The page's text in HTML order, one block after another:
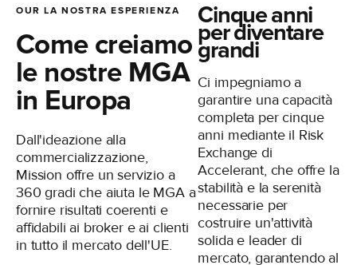
OUR LA NOSTRA ESPERIENZA
Come creiamo
le nostre MGA
in Europa
Dall'ideazione alla
commercializzazione,
Mission offre un servizio a
360 gradi che aiuta le MGA a
fornire risultati coerenti e
affidabili ai broker e ai clienti
in tutto il mercato dell'UE.
Cinque anni
per diventare
grandi
Ci impegniamo a
garantire una capacità
completa per cinque
anni mediante il Risk
Exchange di
Accelerant, che offre la
stabilità e la serenità
necessarie per
costruire un'attività
solida e leader di
mercato, garantendo al